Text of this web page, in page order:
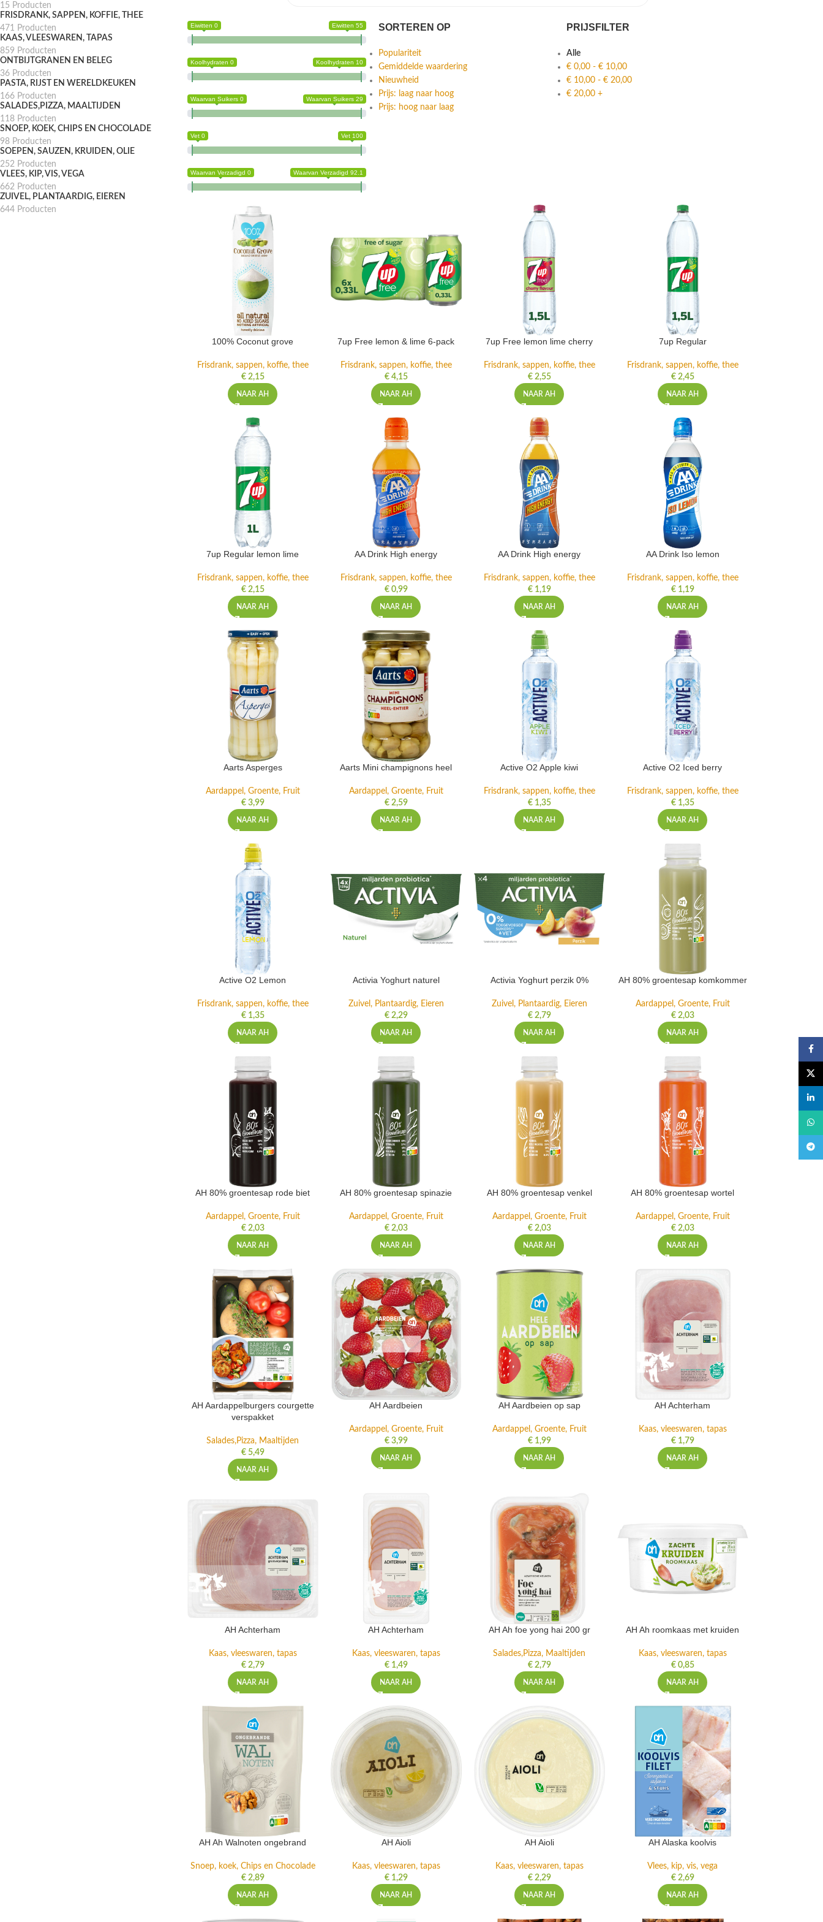
15 Producten
FRISDRANK, SAPPEN, KOFFIE, THEE
471 Producten
KAAS, VLEESWAREN, TAPAS
859 Producten
ONTBIJTGRANEN EN BELEG
36 Producten
PASTA, RIJST EN WERELDKEUKEN
166 Producten
SALADES,PIZZA, MAALTIJDEN
118 Producten
SNOEP, KOEK, CHIPS EN CHOCOLADE
98 Producten
SOEPEN, SAUZEN, KRUIDEN, OLIE
252 Producten
VLEES, KIP, VIS, VEGA
662 Producten
ZUIVEL, PLANTAARDIG, EIEREN
644 Producten
Eiwitten 0 Eiwitten 55
Koolhydraten 0 Koolhydraten 10
Waarvan Suikers 0 Waarvan Suikers 29
Vet 0 Vet 100
Waarvan Verzadigd 0 Waarvan Verzadigd 92.1
SORTEREN OP
Populariteit
Gemiddelde waardering
Nieuwheid
Prijs: laag naar hoog
Prijs: hoog naar laag
PRIJSFILTER
Alle
€0,00- €10,00
€10,00- €20,00
€20,00+
100% Coconut grove
Frisdrank, sappen, koffie, thee
€2,15
NAAR AH
7up Free lemon & lime 6-pack
Frisdrank, sappen, koffie, thee
€4,15
NAAR AH
7up Free lemon lime cherry
Frisdrank, sappen, koffie, thee
€2,55
NAAR AH
7up Regular
Frisdrank, sappen, koffie, thee
€2,45
NAAR AH
7up Regular lemon lime
Frisdrank, sappen, koffie, thee
€2,15
NAAR AH
AA Drink High energy
Frisdrank, sappen, koffie, thee
€0,99
NAAR AH
AA Drink High energy
Frisdrank, sappen, koffie, thee
€1,19
NAAR AH
AA Drink Iso lemon
Frisdrank, sappen, koffie, thee
€1,19
NAAR AH
Aarts Asperges
Aardappel, Groente, Fruit
€3,99
NAAR AH
Aarts Mini champignons heel
Aardappel, Groente, Fruit
€2,59
NAAR AH
Active O2 Apple kiwi
Frisdrank, sappen, koffie, thee
€1,35
NAAR AH
Active O2 Iced berry
Frisdrank, sappen, koffie, thee
€1,35
NAAR AH
Active O2 Lemon
Frisdrank, sappen, koffie, thee
€1,35
NAAR AH
Activia Yoghurt naturel
Zuivel, Plantaardig, Eieren
€2,29
NAAR AH
Activia Yoghurt perzik 0%
Zuivel, Plantaardig, Eieren
€2,79
NAAR AH
AH 80% groentesap komkommer
Aardappel, Groente, Fruit
€2,03
NAAR AH
AH 80% groentesap rode biet
Aardappel, Groente, Fruit
€2,03
NAAR AH
AH 80% groentesap spinazie
Aardappel, Groente, Fruit
€2,03
NAAR AH
AH 80% groentesap venkel
Aardappel, Groente, Fruit
€2,03
NAAR AH
AH 80% groentesap wortel
Aardappel, Groente, Fruit
€2,03
NAAR AH
AH Aardappelburgers courgette
verspakket
Salades,Pizza, Maaltijden
€5,49
NAAR AH
AH Aardbeien
Aardappel, Groente, Fruit
€3,99
NAAR AH
AH Aardbeien op sap
Aardappel, Groente, Fruit
€1,99
NAAR AH
AH Achterham
Kaas, vleeswaren, tapas
€1,79
NAAR AH
AH Achterham
Kaas, vleeswaren, tapas
€2,79
NAAR AH
AH Achterham
Kaas, vleeswaren, tapas
€1,49
NAAR AH
AH Ah foe yong hai 200 gr
Salades,Pizza, Maaltijden
€2,79
NAAR AH
AH Ah roomkaas met kruiden
Kaas, vleeswaren, tapas
€0,85
NAAR AH
AH Ah Walnoten ongebrand
Snoep, koek, Chips en Chocolade
€2,89
NAAR AH
AH Aioli
Kaas, vleeswaren, tapas
€1,29
NAAR AH
AH Aioli
Kaas, vleeswaren, tapas
€2,29
NAAR AH
AH Alaska koolvis
Vlees, kip, vis, vega
€2,69
NAAR AH